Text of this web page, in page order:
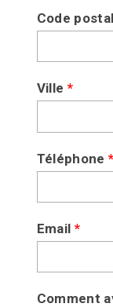
Code postal
Ville *
Téléphone *
Email *
Comment